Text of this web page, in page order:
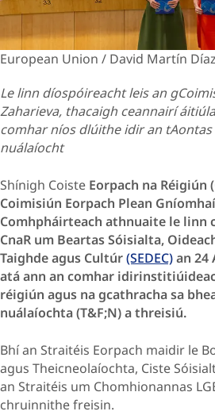
European Union / David Martín Díaz
Le linn díospóireacht leis an
Zaharieva, thacaigh ceannairí
comhar níos dlúithe idir an tAontas
nuálaíocht
Shínigh Coiste Eorpach na Réigiún
Coimisiún Eorpach Plean
Comhpháirteach athnuaite le linn
CnaR um Beartas Sóisialta,
Taighde agus Cultúr(SEDEC)an 24
atá ann an comhar
réigiún agus na gcathracha sa
nuálaíochta (T&F;N) a threisiú.
Bhí an Straitéis Eorpach maidir le
agus Theicneolaíochta, Ciste
an Straitéis um Chomhionannas
chruinnithe freisin.